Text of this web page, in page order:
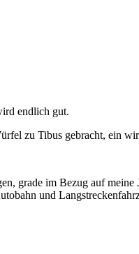
endlich gut.
zu Tibus gebracht, ein
grade im Bezug auf
und